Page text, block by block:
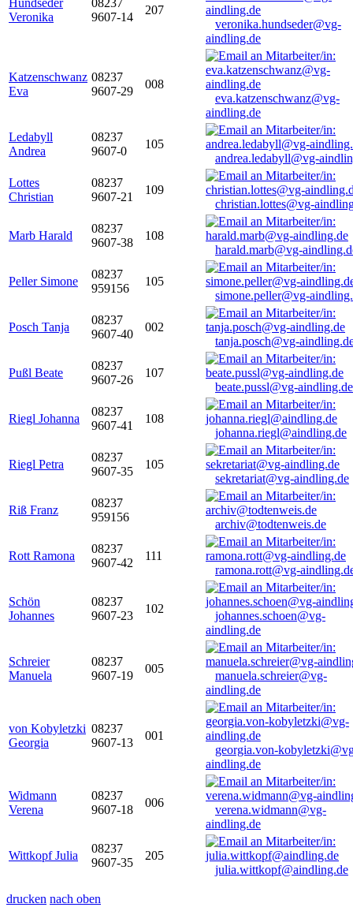
Hundseder
Veronika
08237
9607-14
207
veronika.hundseder@vg-
aindling.de
Katzenschwanz
Eva
08237
9607-29
008
eva.katzenschwanz@vg-
aindling.de
Ledabyll
Andrea
08237
9607-0
105
andrea.ledabyll@vg-
Lottes
Christian
08237
9607-21
109
christian.lottes@vg-
Marb Harald
08237
9607-38
108
harald.marb@vg-
Peller Simone
08237
959156
105
simone.peller@vg-
Posch Tanja
08237
9607-40
002
tanja.posch@vg-
Pußl Beate
08237
9607-26
107
beate.pussl@vg-aindling.de
Riegl Johanna
08237
9607-41
108
johanna.riegl@aindling.de
Riegl Petra
08237
9607-35
105
sekretariat@vg-aindling.de
Riß Franz
08237
959156
archiv@todtenweis.de
Rott Ramona
08237
9607-42
111
ramona.rott@vg-
Schön
Johannes
08237
9607-23
102
johannes.schoen@vg-
aindling.de
Schreier
Manuela
08237
9607-19
005
manuela.schreier@vg-
aindling.de
von Kobyletzki
Georgia
08237
9607-13
001
georgia.von-
aindling.de
Widmann
Verena
08237
9607-18
006
verena.widmann@vg-
aindling.de
Wittkopf Julia
08237
9607-35
205
julia.wittkopf@aindling.de
drucken nach oben